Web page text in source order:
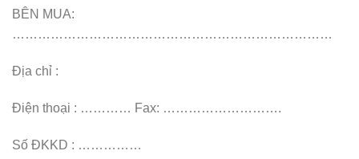
BÊN MUA:
…………………………………………………………………
Địa chỉ :
Điện thoại : ………… Fax: ……………………….
Số ĐKKD : ……………